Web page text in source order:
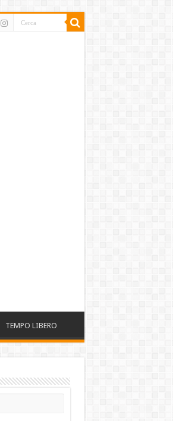
TEMPO LIBERO